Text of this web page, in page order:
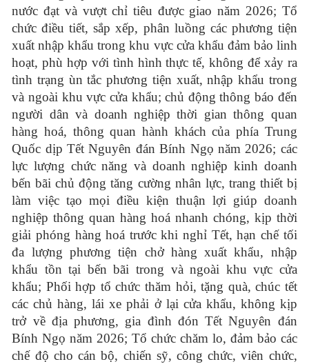
nước đạt và vượt chỉ tiêu được giao năm 2026; Tổ
chức điều tiết, sắp xếp, phân luồng các phương tiện
xuất nhập khẩu trong khu vực cửa khẩu đảm bảo linh
hoạt, phù hợp với tình hình thực tế, không để xảy ra
tình trạng ùn tắc phương tiện xuất, nhập khẩu trong
và ngoài khu vực cửa khẩu; chủ động thông báo đến
người dân và doanh nghiệp thời gian thông quan
hàng hoá, thông quan hành khách của phía Trung
Quốc dịp Tết Nguyên đán Bính Ngọ năm 2026; các
lực lượng chức năng và doanh nghiệp kinh doanh
bến bãi chủ động tăng cường nhân lực, trang thiết bị
làm việc tạo mọi điều kiện thuận lợi giúp doanh
nghiệp thông quan hàng hoá nhanh chóng, kịp thời
giải phóng hàng hoá trước khi nghỉ Tết, hạn chế tối
đa lượng phương tiện chở hàng xuất khẩu, nhập
khẩu tồn tại bến bãi trong và ngoài khu vực cửa
khẩu; Phối hợp tổ chức thăm hỏi, tặng quà, chúc tết
các chủ hàng, lái xe phải ở lại cửa khẩu, không kịp
trở về địa phương, gia đình đón Tết Nguyên đán
Bính Ngọ năm 2026; Tổ chức chăm lo, đảm bảo các
chế độ cho cán bộ, chiến sỹ, công chức, viên chức,